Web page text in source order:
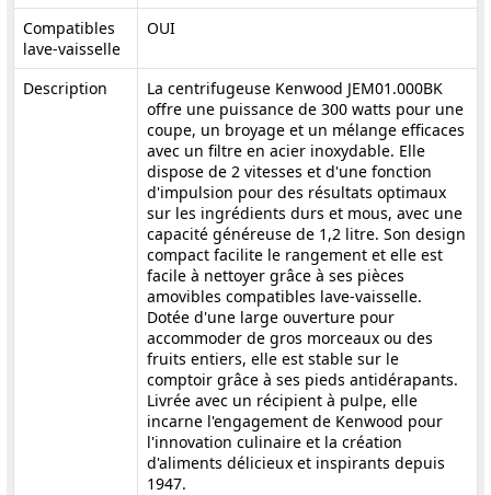
Compatibles
lave-vaisselle
OUI
Description
La centrifugeuse Kenwood JEM01.000BK
offre une puissance de 300 watts pour une
coupe, un broyage et un mélange efficaces
avec un filtre en acier inoxydable. Elle
dispose de 2 vitesses et d'une fonction
d'impulsion pour des résultats optimaux
sur les ingrédients durs et mous, avec une
capacité généreuse de 1,2 litre. Son design
compact facilite le rangement et elle est
facile à nettoyer grâce à ses pièces
amovibles compatibles lave-vaisselle.
Dotée d'une large ouverture pour
accommoder de gros morceaux ou des
fruits entiers, elle est stable sur le
comptoir grâce à ses pieds antidérapants.
Livrée avec un récipient à pulpe, elle
incarne l'engagement de Kenwood pour
l'innovation culinaire et la création
d'aliments délicieux et inspirants depuis
1947.